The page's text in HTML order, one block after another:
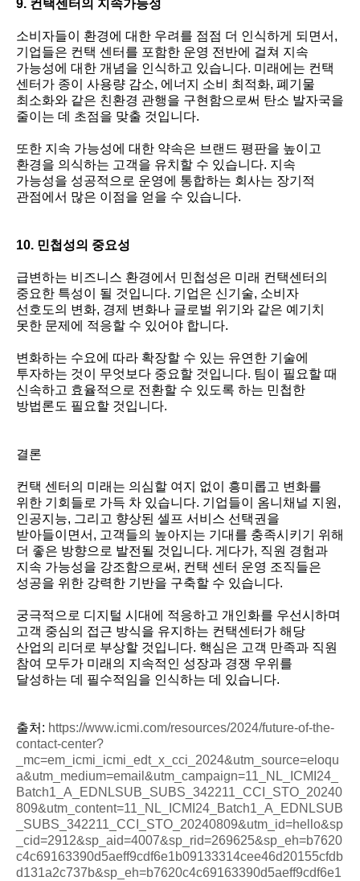
9. 컨택센터의 지속가능성
소비자들이 환경에 대한 우려를 점점 더 인식하게 되면서,
기업들은 컨택 센터를 포함한 운영 전반에 걸쳐 지속
가능성에 대한 개념을 인식하고 있습니다. 미래에는 컨택
센터가 종이 사용량 감소, 에너지 소비 최적화, 폐기물
최소화와 같은 친환경 관행을 구현함으로써 탄소 발자국을
줄이는 데 초점을 맞출 것입니다.
또한 지속 가능성에 대한 약속은 브랜드 평판을 높이고
환경을 의식하는 고객을 유치할 수 있습니다. 지속
가능성을 성공적으로 운영에 통합하는 회사는 장기적
관점에서 많은 이점을 얻을 수 있습니다.
10. 민첩성의 중요성
급변하는 비즈니스 환경에서 민첩성은 미래 컨택센터의
중요한 특성이 될 것입니다. 기업은 신기술, 소비자
선호도의 변화, 경제 변화나 글로벌 위기와 같은 예기치
못한 문제에 적응할 수 있어야 합니다.
변화하는 수요에 따라 확장할 수 있는 유연한 기술에
투자하는 것이 무엇보다 중요할 것입니다. 팀이 필요할 때
신속하고 효율적으로 전환할 수 있도록 하는 민첩한
방법론도 필요할 것입니다.
결론
컨택 센터의 미래는 의심할 여지 없이 흥미롭고 변화를
위한 기회들로 가득 차 있습니다. 기업들이 옴니채널 지원,
인공지능, 그리고 향상된 셀프 서비스 선택권을
받아들이면서, 고객들의 높아지는 기대를 충족시키기 위해
더 좋은 방향으로 발전될 것입니다. 게다가, 직원 경험과
지속 가능성을 강조함으로써, 컨택 센터 운영 조직들은
성공을 위한 강력한 기반을 구축할 수 있습니다.
궁극적으로 디지털 시대에 적응하고 개인화를 우선시하며
고객 중심의 접근 방식을 유지하는 컨택센터가 해당
산업의 리더로 부상할 것입니다. 핵심은 고객 만족과 직원
참여 모두가 미래의 지속적인 성장과 경쟁 우위를
달성하는 데 필수적임을 인식하는 데 있습니다.
출처: https://www.icmi.com/resources/2024/future-of-the-
contact-center?
_mc=em_icmi_icmi_edt_x_cci_2024&utm_source=eloqu
a&utm_medium=email&utm_campaign=11_NL_ICMI24_
Batch1_A_EDNLSUB_SUBS_342211_CCI_STO_20240
809&utm_content=11_NL_ICMI24_Batch1_A_EDNLSUB
_SUBS_342211_CCI_STO_20240809&utm_id=hello&sp
_cid=2912&sp_aid=4007&sp_rid=269625&sp_eh=b7620
c4c69163390d5aeff9cdf6e1b09133314cee46d20155cfdb
d131a2c737b&sp_eh=b7620c4c69163390d5aeff9cdf6e1